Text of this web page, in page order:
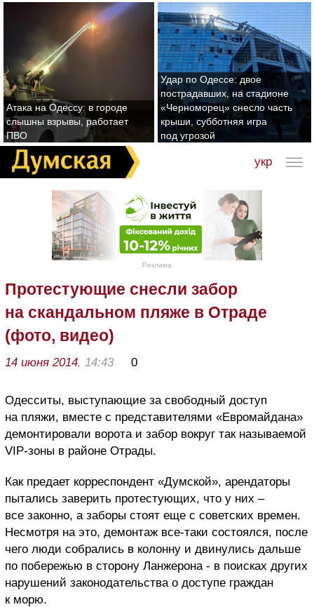
Атака на Одессу: в городе
слышны взрывы, работает
ПВО
Удар по Одессе: двое
пострадавших, на стадионе
«Черноморец» снесло часть
крыши, субботняя игра
под угрозой
укр
Реклама
Протестующие снесли забор
на скандальном пляже в Отраде
(фото, видео)
14 июня 2014, 14:43 0
Одесситы, выступающие за свободный доступ
на пляжи, вместе с представителями «Евромайдана»
демонтировали ворота и забор вокруг так называемой
VIP-зоны в районе Отрады.
Как предает корреспондент «Думской», арендаторы
пытались заверить протестующих, что у них –
все законно, а заборы стоят еще с советских времен.
Несмотря на это, демонтаж все-таки состоялся, после
чего люди собрались в колонну и двинулись дальше
по побережью в сторону Ланжерона - в поисках других
нарушений законодательства о доступе граждан
к морю.